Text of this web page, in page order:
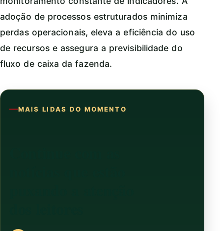
adoção de processos estruturados minimiza
perdas operacionais, eleva a eficiência do uso
de recursos e assegura a previsibilidade do
fluxo de caixa da fazenda.
MAIS LIDAS DO MOMENTO